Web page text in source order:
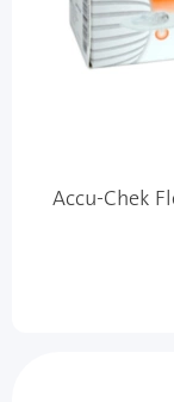
Accu-Chek